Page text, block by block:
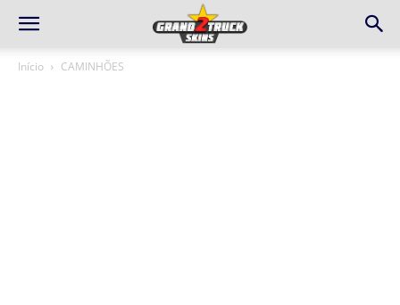
Início CAMINHÕES